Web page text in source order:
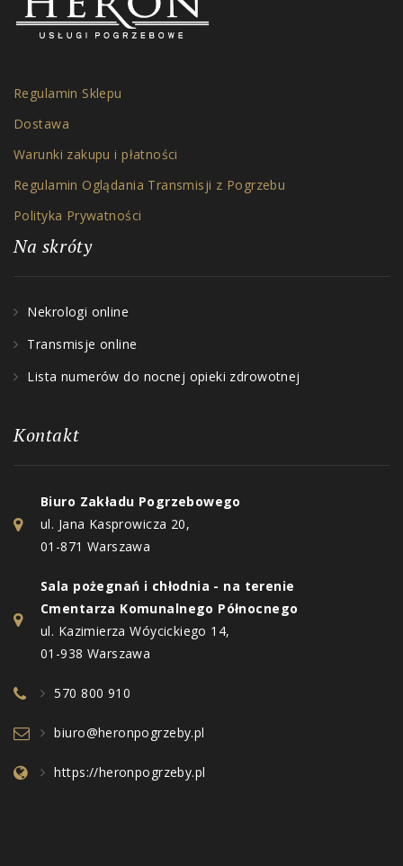
Regulamin Sklepu
Dostawa
Warunki zakupu i płatności
Regulamin Oglądania Transmisji z Pogrzebu
Polityka Prywatności
Na skróty
Nekrologi online
Transmisje online
Lista numerów do nocnej opieki zdrowotnej
Kontakt
Biuro Zakładu Pogrzebowego
ul. Jana Kasprowicza 20,
01-871 Warszawa
Sala pożegnań i chłodnia - na terenie
Cmentarza Komunalnego Północnego
ul. Kazimierza Wóycickiego 14,
01-938 Warszawa
570 800 910
biuro@heronpogrzeby.pl
https://heronpogrzeby.pl